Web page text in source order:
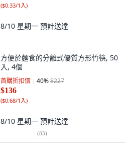
($0.33/1入)
8/10 星期一 預計送達
方便於麵食的分離式優質方形竹筷, 50
入, 4個
首購折扣價 40%$227
$136
($0.68/1入)
8/10 星期一 預計送達
(83)